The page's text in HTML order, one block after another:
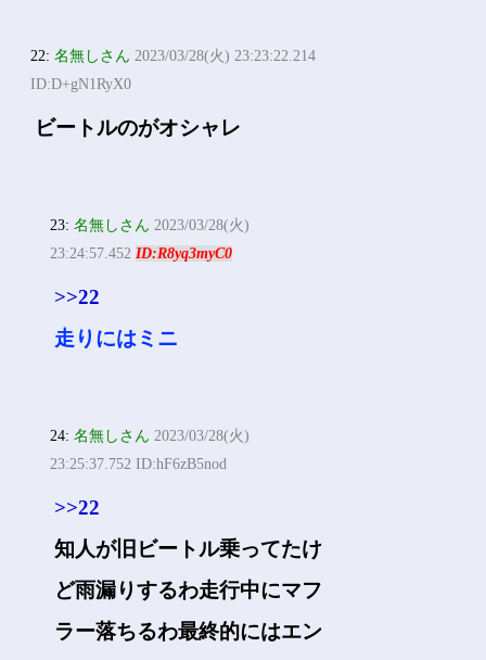
22:名無しさん 2023/03/28(火) 23:23:22.214
ID:D+gN1RyX0
ビートルのがオシャレ
23:名無しさん 2023/03/28(火)
23:24:57.452ID:R8yq3myC0
>>22
走りにはミニ
24:名無しさん 2023/03/28(火)
23:25:37.752 ID:hF6zB5nod
>>22
知人が旧ビートル乗ってたけ
ど雨漏りするわ走行中にマフ
ラー落ちるわ最終的にはエン